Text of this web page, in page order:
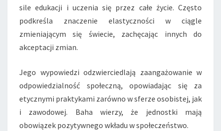
sile edukacji i uczenia się przez całe życie. Często
podkreśla znaczenie elastyczności w ciągle
zmieniającym się świecie, zachęcając innych do
akceptacji zmian.
Jego wypowiedzi odzwierciedlają zaangażowanie w
odpowiedzialność społeczną, opowiadając się za
etycznymi praktykami zarówno w sferze osobistej, jak
i zawodowej. Baha wierzy, że jednostki mają
obowiązek pozytywnego wkładu w społeczeństwo.